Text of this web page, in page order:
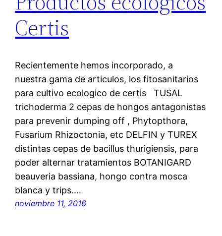
Certis
Recientemente hemos incorporado, a
nuestra gama de articulos, los fitosanitarios
para cultivo ecologico de certis TUSAL
trichoderma 2 cepas de hongos antagonistas
para prevenir dumping off , Phytopthora,
Fusarium Rhizoctonia, etc DELFIN y TUREX
distintas cepas de bacillus thurigiensis, para
poder alternar tratamientos BOTANIGARD
beauveria bassiana, hongo contra mosca
blanca y trips.…
noviembre 11, 2016